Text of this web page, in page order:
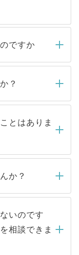
ですか
社担当者がご
ールもしくは
ご連絡をせて
お待ちくださ
？
ている求人の
らご覧いただ
非公開求人は
は公開してい
のある医療機
が殺到する場
合った人材の
ケースが増え
とはありま
一切ありませ
定をいただい
ん。内定先へ
トナーが行い
か？
ありませんの
トからの登録
個人情報は、
び転職活動の
。お預かりし
いのです
相談できま